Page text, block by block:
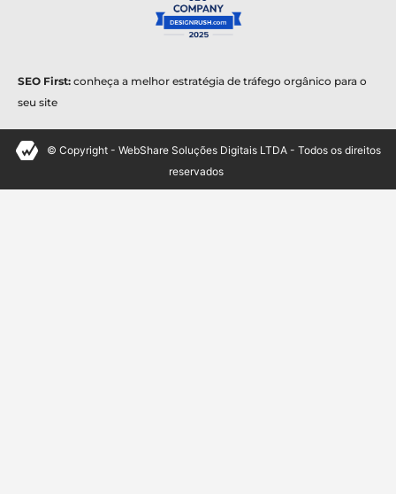
SEO First: conheça a melhor estratégia de tráfego orgânico para o
seu site
© Copyright - WebShare Soluções Digitais LTDA - Todos os direitos
reservados